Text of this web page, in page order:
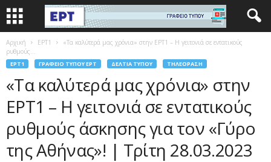
Αρχική EΡΤ1
«Τα καλύτερά μας χρόνια» στην ΕΡΤ1 – Η γειτονιά σε εντατικούς
ρυθμούς...
EΡΤ1 ΓΡΑΦΕΊΟ ΤΎΠΟΥ ΕΡΤ ΔΕΛΤΊΑ ΤΎΠΟΥ ΤΗΛΕΌΡΑΣΗ
«Τα καλύτερά μας χρόνια» στην
ΕΡΤ1 – Η γειτονιά σε εντατικούς
ρυθμούς άσκησης για τον «Γύρο
της Αθήνας»! | Τρίτη 28.03.2023